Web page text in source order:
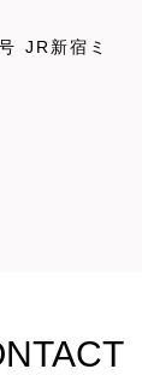
JR新宿ミ